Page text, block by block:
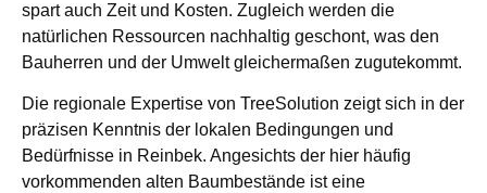
spart auch Zeit und Kosten. Zugleich werden die
natürlichen Ressourcen nachhaltig geschont, was den
Bauherren und der Umwelt gleichermaßen zugutekommt.
Die regionale Expertise von TreeSolution zeigt sich in der
präzisen Kenntnis der lokalen Bedingungen und
Bedürfnisse in Reinbek. Angesichts der hier häufig
vorkommenden alten Baumbestände ist eine